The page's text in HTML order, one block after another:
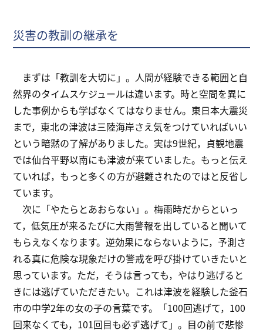
災害の教訓の継承を
まずは「教訓を大切に」。人間が経験できる範囲と自
然界のタイムスケジュールは違います。時と空間を異に
した事例からも学ばなくてはなりません。東日本大震災
まで，東北の津波は三陸海岸さえ気をつけていればいい
という暗黙の了解がありました。実は9世紀，貞観地震
では仙台平野以南にも津波が来ていました。もっと伝え
ていれば，もっと多くの方が避難されたのではと反省し
ています。
次に「やたらとあおらない」。梅雨時だからといっ
て，低気圧が来るたびに大雨警報を出していると聞いて
もらえなくなります。逆効果にならないように，予測さ
れる真に危険な現象だけの警戒を呼び掛けていきたいと
思っています。ただ，そうは言っても，やはり逃げると
きには逃げていただきたい。これは津波を経験した釜石
市の中学2年の女の子の言葉です。「100回逃げて，100
回来なくても，101回目も必ず逃げて」。目の前で悲惨